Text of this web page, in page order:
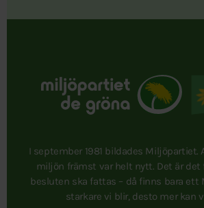
I september 1981 bildades
miljön främst var helt nytt. Det är det
besluten ska fattas – då finns bara ett
starkare vi blir, desto mer kan